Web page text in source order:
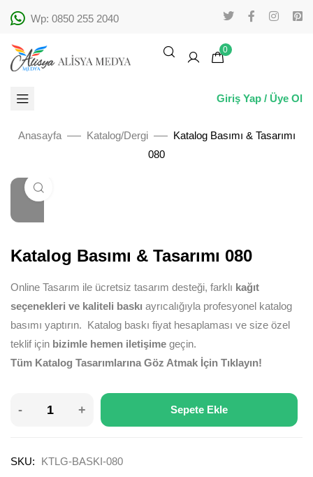
Wp: 0850 255 2040
0
Giriş Yap / Üye Ol
Anasayfa Katalog/Dergi
Katalog Basımı & Tasarımı
080
Katalog Basımı & Tasarımı 080
Online Tasarım ile ücretsiz tasarım desteği, farklı kağıt
seçenekleri ve kaliteli baskı ayrıcalığıyla profesyonel katalog
basımı yaptırın. Katalog baskı fiyat hesaplaması ve size özel
teklif için bizimle hemen iletişime geçin.
Tüm Katalog Tasarımlarına Göz Atmak İçin Tıklayın!
Sepete Ekle
SKU: KTLG-BASKI-080